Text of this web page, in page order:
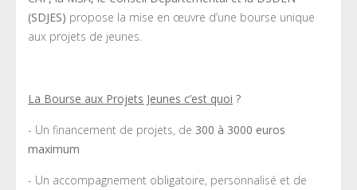
(SDJES) propose la mise en œuvre d’une bourse unique
aux projets de jeunes.
La Bourse aux Projets Jeunes c’est quoi ?
- Un financement de projets, de 300 à 3000 euros
maximum
- Un accompagnement obligatoire, personnalisé et de